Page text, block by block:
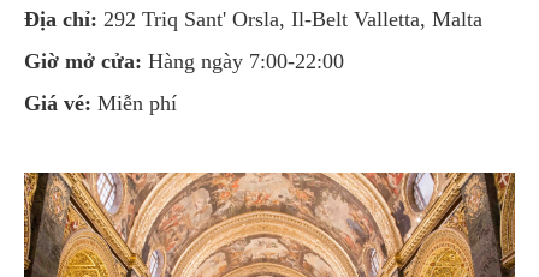
Địa chỉ: 292 Triq Sant' Orsla, Il-Belt Valletta, Malta
Giờ mở cửa: Hàng ngày 7:00-22:00
Giá vé: Miễn phí